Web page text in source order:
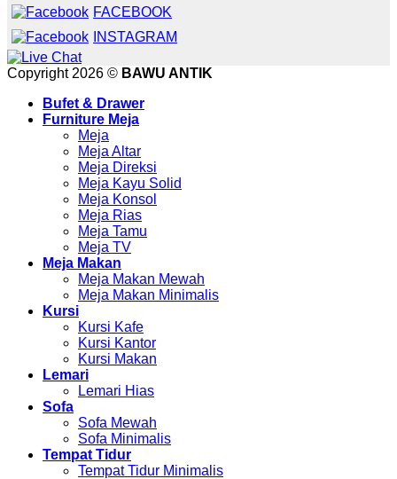
FACEBOOK
INSTAGRAM
Copyright 2026 © BAWU ANTIK
Bufet & Drawer
Furniture Meja
Meja
Meja Altar
Meja Direksi
Meja Kayu Solid
Meja Konsol
Meja Rias
Meja Tamu
Meja TV
Meja Makan
Meja Makan Mewah
Meja Makan Minimalis
Kursi
Kursi Kafe
Kursi Kantor
Kursi Makan
Lemari
Lemari Hias
Sofa
Sofa Mewah
Sofa Minimalis
Tempat Tidur
Tempat Tidur Minimalis